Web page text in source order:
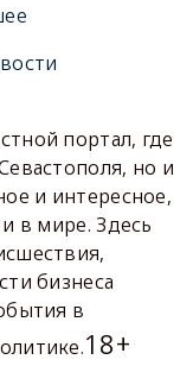
портал, где
но и
и интересное,
в мире. Здесь
бизнеса
в
18+